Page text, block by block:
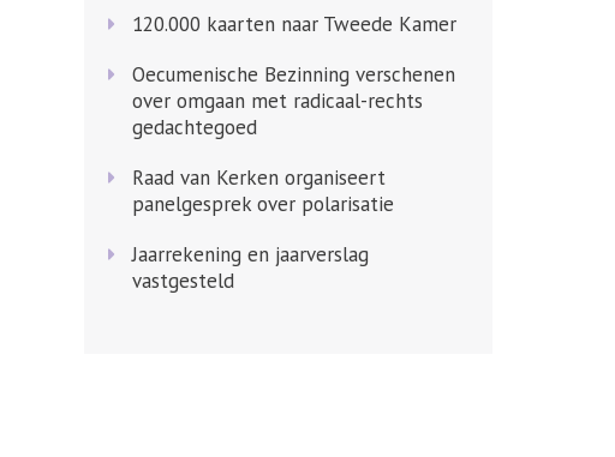
120.000 kaarten naar Tweede Kamer
Oecumenische Bezinning verschenen
over omgaan met radicaal-rechts
gedachtegoed
Raad van Kerken organiseert
panelgesprek over polarisatie
Jaarrekening en jaarverslag
vastgesteld